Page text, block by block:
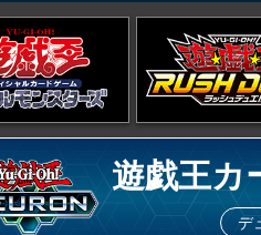
遊戯王カ
デ